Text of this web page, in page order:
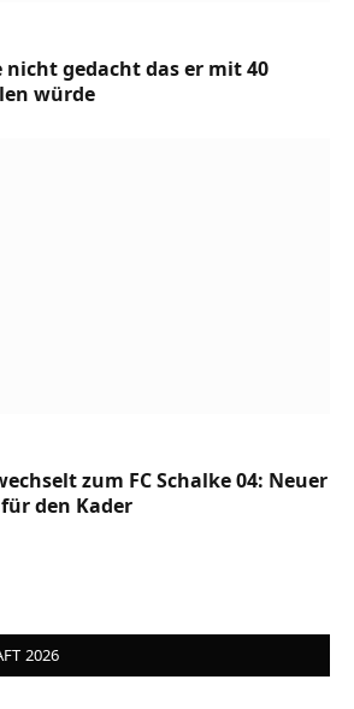
nicht gedacht das er mit 40
würde
zum FC Schalke 04: Neuer
den Kader
2026